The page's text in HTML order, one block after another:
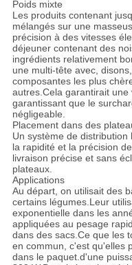
Poids mixte
Les produits contenant
mélangés sur une
précision à des vitesses
déjeuner contenant des
ingrédients relativement
une multi-tête avec,
composantes les plus
autres.Cela garantirait
garantissant que le
négligeable.
Placement dans des
Un système de
la rapidité et la précision
livraison précise et sans
plateaux.
Applications
Au départ, on utilisait des
certains légumes.Leur
exponentielle dans les
appliquées au pesage
dans des sacs.Ce que les
en commun, c'est qu'elles
dans le paquet.d'une